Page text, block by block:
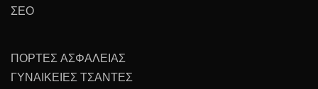
ΣΕΟ
ΠΟΡΤΕΣ ΑΣΦΑΛΕΙΑΣ
ΓΥΝΑΙΚΕΙΕΣ ΤΣΑΝΤΕΣ